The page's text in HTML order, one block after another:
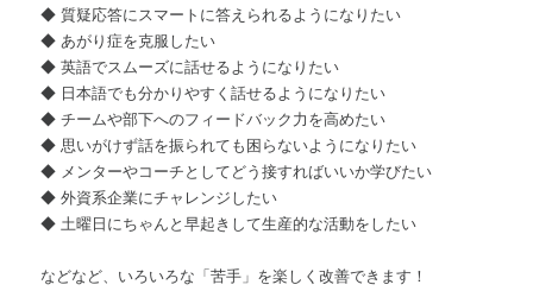
◆ 質疑応答にスマートに答えられるようになりたい
◆ あがり症を克服したい
◆ 英語でスムーズに話せるようになりたい
◆ 日本語でも分かりやすく話せるようになりたい
◆ チームや部下へのフィードバック力を高めたい
◆ 思いがけず話を振られても困らないようになりたい
◆ メンターやコーチとしてどう接すればいいか学びたい
◆ 外資系企業にチャレンジしたい
◆ 土曜日にちゃんと早起きして生産的な活動をしたい
などなど、いろいろな「苦手」を楽しく改善できます！